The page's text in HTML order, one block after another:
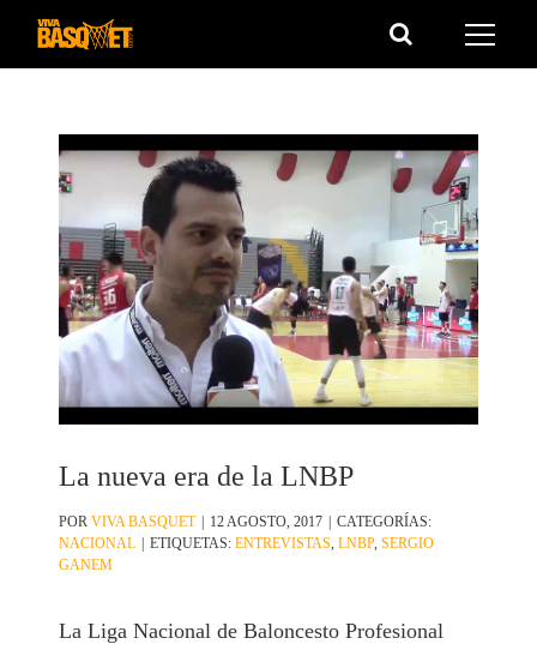
Saltar
La nueva era de la LNBP
PORVIVA BASQUET 12 AGOSTO, 2017
CATEGORÍAS:
NACIONAL
ETIQUETAS:ENTREVISTAS,LNBP,SERGIO
GANEM
La Liga Nacional de Baloncesto Profesional